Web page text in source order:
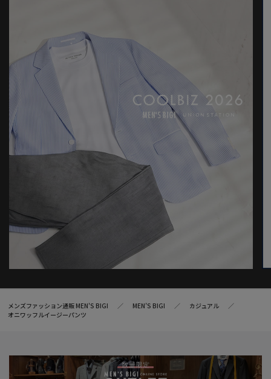
メンズファッション通販 MEN'S BIGI MEN’S BIGI
カジュアル
オニワッフルイージーパンツ